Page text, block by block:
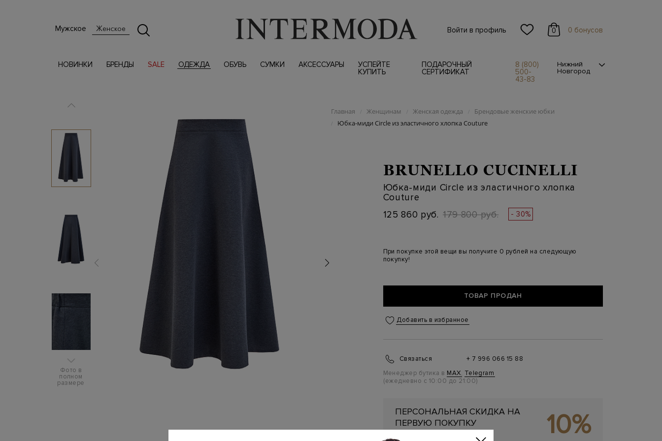
Мужское Женское Войти в профиль 0 0 бонусов
НОВИНКИ БРЕНДЫ SALE ОДЕЖДА ОБУВЬ СУМКИ АКСЕССУАРЫ
УСПЕЙТЕ
КУПИТЬ
ПОДАРОЧНЫЙ
СЕРТИФИКАТ
8 (800)
500-
43-83
Нижний
Новгород
Фото в
полном
размере
Главная / Женщинам / Женская одежда / Брендовые женские юбки
/ Юбка-миди Circle из эластичного хлопка Couture
BRUNELLO CUCINELLI
Юбка-миди Circle из эластичного хлопка
Couture
125 860 руб. 179 800 руб. - 30%
При покупке этой вещи вы получите 0 рублей на следующую
покупку!
ТОВАР ПРОДАН
Добавить в избранное
Связаться
+ 7 996 066 15 88
Менеджер бутика в MAX, Telegram
(ежедневно с 10:00 до 21:00)
ПЕРСОНАЛЬНАЯ СКИДКА НА
ПЕРВУЮ ПОКУПКУ
Подробнее 10%